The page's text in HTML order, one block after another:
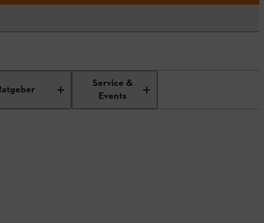
Service &
Events